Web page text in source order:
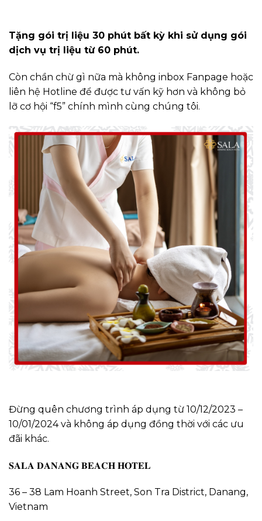
Tặng gói trị liệu 30 phút bất kỳ khi sử dụng gói
dịch vụ trị liệu từ 60 phút.
Còn chần chừ gì nữa mà không inbox Fanpage hoặc
liên hệ Hotline để được tư vấn kỹ hơn và không bỏ
lỡ cơ hội “f5” chính mình cùng chúng tôi.
Đừng quên chương trình áp dụng từ 10/12/2023 –
10/01/2024 và không áp dụng đồng thời với các ưu
đãi khác.
𝐒𝐀𝐋𝐀 𝐃𝐀𝐍𝐀𝐍𝐆 𝐁𝐄𝐀𝐂𝐇 𝐇𝐎𝐓𝐄𝐋
36 – 38 Lam Hoanh Street, Son Tra District, Danang,
Vietnam